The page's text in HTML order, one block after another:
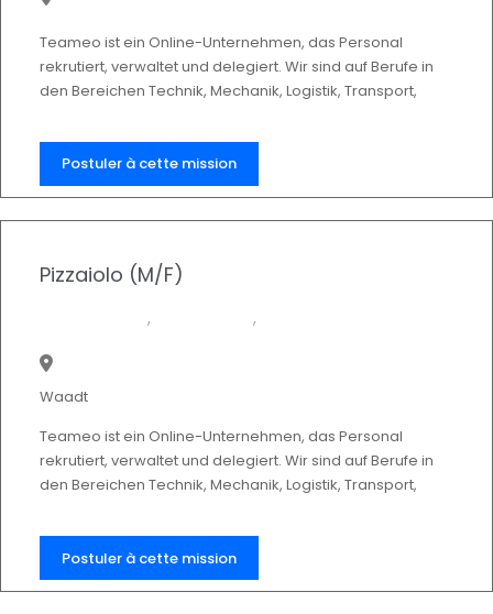
Teameo ist ein Online-Unternehmen, das Personal
rekrutiert, verwaltet und delegiert. Wir sind auf Berufe in
den Bereichen Technik, Mechanik, Logistik, Transport,
Kantonen der Westschweiz spezialisiert und bieten
unseren Kunden die besten Talente an.
Postuler à cette mission
Pizzaiolo (M/F)
, ,
Waadt
Teameo ist ein Online-Unternehmen, das Personal
rekrutiert, verwaltet und delegiert. Wir sind auf Berufe in
den Bereichen Technik, Mechanik, Logistik, Transport,
Kantonen der Westschweiz spezialisiert und bieten
unseren Kunden die besten Talente an.
Postuler à cette mission